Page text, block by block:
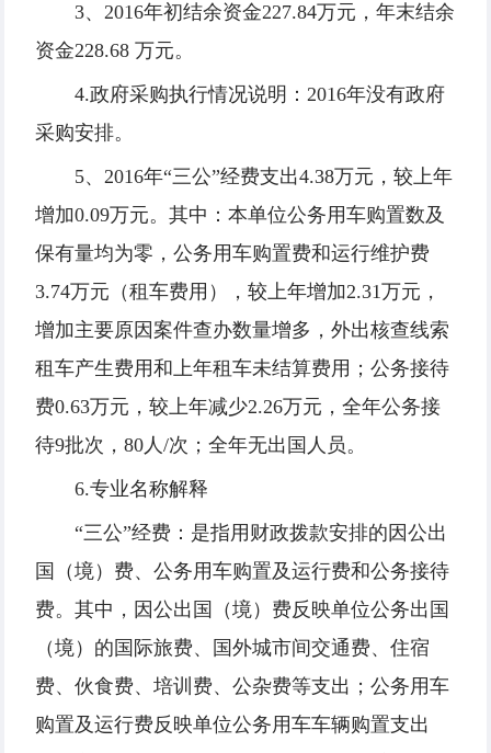
3、2016年初结余资金227.84万元，年末结余
资金228.68 万元。
4.政府采购执行情况说明：2016年没有政府
采购安排。
5、2016年“三公”经费支出4.38万元，较上年
增加0.09万元。其中：本单位公务用车购置数及
保有量均为零，公务用车购置费和运行维护费
3.74万元（租车费用），较上年增加2.31万元，
增加主要原因案件查办数量增多，外出核查线索
租车产生费用和上年租车未结算费用；公务接待
费0.63万元，较上年减少2.26万元，全年公务接
待9批次，80人/次；全年无出国人员。
6.专业名称解释
“三公”经费：是指用财政拨款安排的因公出
国（境）费、公务用车购置及运行费和公务接待
费。其中，因公出国（境）费反映单位公务出国
（境）的国际旅费、国外城市间交通费、住宿
费、伙食费、培训费、公杂费等支出；公务用车
购置及运行费反映单位公务用车车辆购置支出